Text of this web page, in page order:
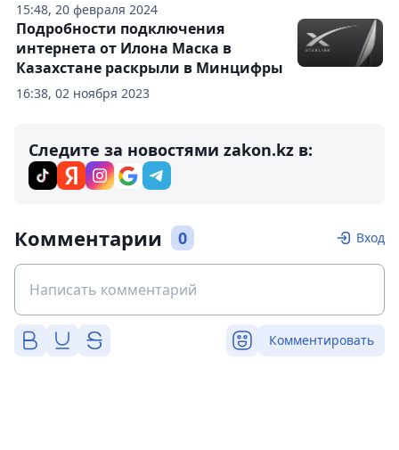
15:48, 20 февраля 2024
16:38, 02 ноября 2023
Подробности подключения
интернета от Илона Маска в
Казахстане раскрыли в Минцифры
Следите за новостями zakon.kz в:
Комментарии 0 Вход
Комментировать